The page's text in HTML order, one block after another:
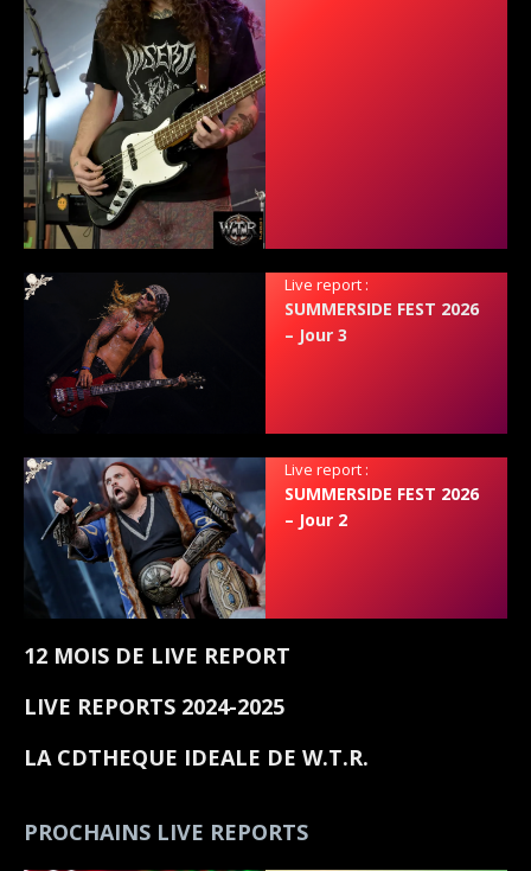
Live report :
SUMMERSIDE FEST 2026
– Jour 3
Live report :
SUMMERSIDE FEST 2026
– Jour 2
12 MOIS DE LIVE REPORT
LIVE REPORTS 2024-2025
LA CDTHEQUE IDEALE DE W.T.R.
PROCHAINS LIVE REPORTS